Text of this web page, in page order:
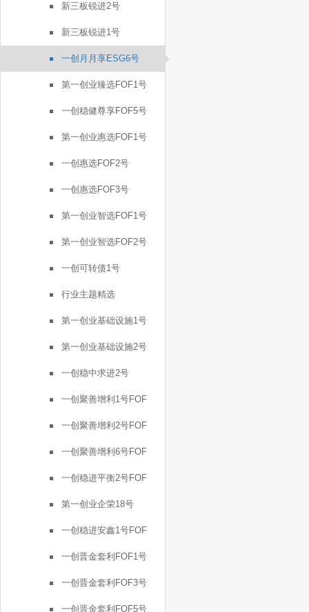
新三板锐进2号
新三板锐进1号
一创月月享ESG6号
第一创业臻选FOF1号
一创稳健尊享FOF5号
第一创业惠选FOF1号
一创惠选FOF2号
一创惠选FOF3号
第一创业智选FOF1号
第一创业智选FOF2号
一创可转债1号
行业主题精选
第一创业基础设施1号
第一创业基础设施2号
一创稳中求进2号
一创聚善增利1号FOF
一创聚善增利2号FOF
一创聚善增利6号FOF
一创稳进平衡2号FOF
第一创业企荣18号
一创稳进安鑫1号FOF
一创晋金套利FOF1号
一创晋金套利FOF3号
一创晋金套利FOF5号